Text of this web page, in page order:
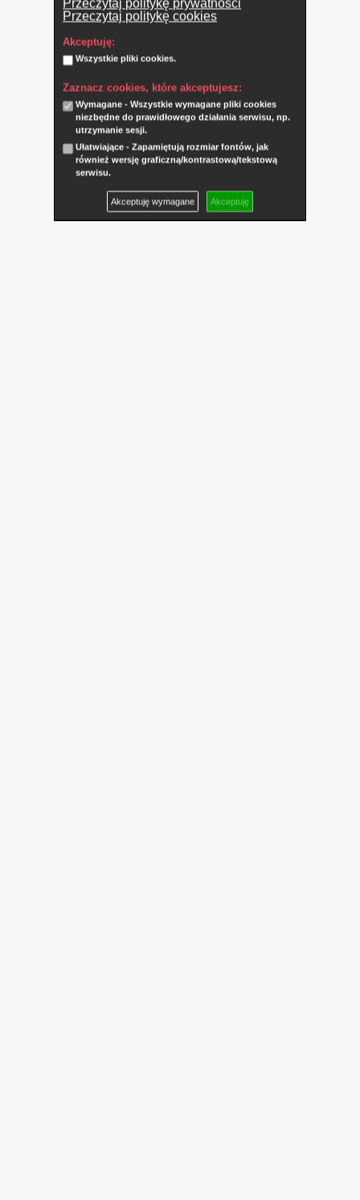
Przeczytaj politykę prywatności
Przeczytaj politykę cookies
Akceptuję:
Wszystkie pliki cookies.
Zaznacz cookies, które akceptujesz:
Wymagane - Wszystkie wymagane pliki cookies
niezbędne do prawidłowego działania serwisu, np.
utrzymanie sesji.
Ułatwiające - Zapamiętują rozmiar fontów, jak
również wersję graficzną/kontrastową/tekstową
serwisu.
Akceptuję wymagane Akceptuję